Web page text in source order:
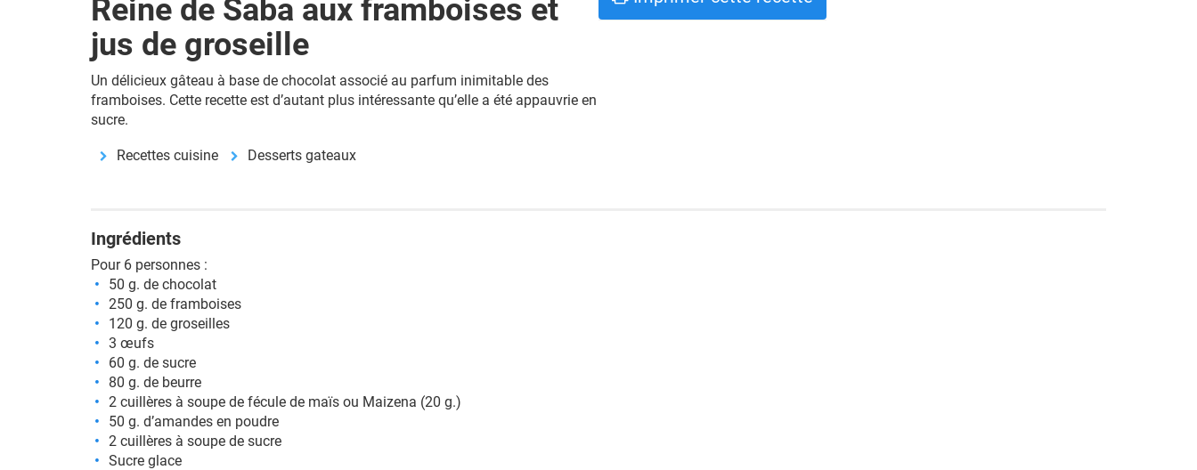
Reine de Saba aux framboises et
jus de groseille
Un délicieux gâteau à base de chocolat associé au parfum inimitable des
framboises. Cette recette est d’autant plus intéressante qu’elle a été appauvrie en
sucre.
Recettes cuisine Desserts gateaux
Ingrédients
Pour 6 personnes :
50 g. de chocolat
250 g. de framboises
120 g. de groseilles
3 œufs
60 g. de sucre
80 g. de beurre
2 cuillères à soupe de fécule de maïs ou Maizena (20 g.)
50 g. d’amandes en poudre
2 cuillères à soupe de sucre
Sucre glace